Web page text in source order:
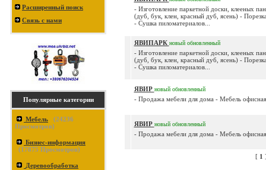
Расширенный поиск
Связь с нами
Популярные категории
Мебель (24236
Просмотров)
Бизнес-информация
(17875 Просмотров)
Деревообработка
- Изготовление паркетной доски, клееных
(дуб, бук, клен, красный дуб, ясень) -
- Сушка пиломатериалов...
ЯВИПАРК новый обновленный
- Изготовление паркетной доски, клееных
(дуб, бук, клен, красный дуб, ясень) -
- Сушка пиломатериалов...
ЯВИР новый обновленный
- Продажа мебели для дома - Мебель
ЯВИР новый обновленный
- Продажа мебели для дома - Мебель
[ 1